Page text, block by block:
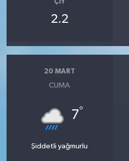
ÇIY
2.2
20 MART
CUMA
7°
Şiddetli yağmurlu